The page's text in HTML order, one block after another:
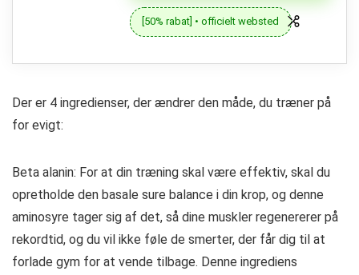
[50% rabat] • officielt websted
Der er 4 ingredienser, der ændrer den måde, du træner på
for evigt:
Beta alanin: For at din træning skal være effektiv, skal du
opretholde den basale sure balance i din krop, og denne
aminosyre tager sig af det, så dine muskler regenererer på
rekordtid, og du vil ikke føle de smerter, der får dig til at
forlade gym for at vende tilbage. Denne ingrediens